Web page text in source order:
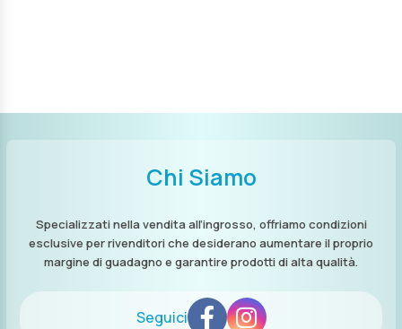
Chi Siamo
Specializzati nella vendita all’ingrosso, offriamo condizioni
esclusive per rivenditori che desiderano aumentare il proprio
margine di guadagno e garantire prodotti di alta qualità.
Seguici